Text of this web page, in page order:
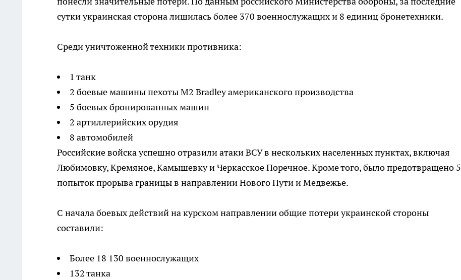
сутки украинская сторона лишилась более 370 военнослужащих и 8 единиц бронетехники.
Среди уничтоженной техники противника:
1 танк
2 боевые машины пехоты M2 Bradley американского производства
5 боевых бронированных машин
2 артиллерийских орудия
8 автомобилей
Российские войска успешно отразили атаки ВСУ в нескольких населенных пунктах, включая
Любимовку, Кремяное, Камышевку и Черкасское Поречное. Кроме того, было предотвращено 5
попыток прорыва границы в направлении Нового Пути и Медвежье.
С начала боевых действий на курском направлении общие потери украинской стороны
составили:
Более 18 130 военнослужащих
132 танка